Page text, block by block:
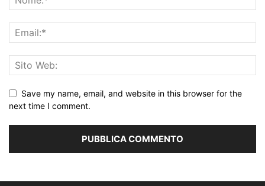
Save my name, email, and website in this browser for the
next time I comment.